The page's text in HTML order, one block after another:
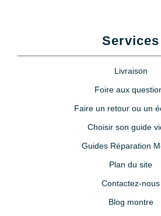
Services
Livraison
Foire aux
Faire un retour ou un
Choisir son guide
Guides Réparation
Plan du site
Contactez-nous
Blog montre